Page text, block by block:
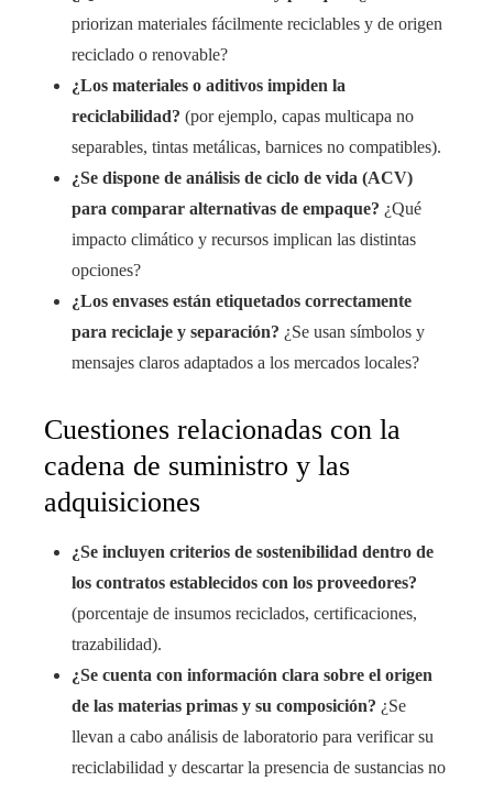
priorizan materiales fácilmente reciclables y de origen
reciclado o renovable?
¿Los materiales o aditivos impiden la
reciclabilidad? (por ejemplo, capas multicapa no
separables, tintas metálicas, barnices no compatibles).
¿Se dispone de análisis de ciclo de vida (ACV)
para comparar alternativas de empaque? ¿Qué
impacto climático y recursos implican las distintas
opciones?
¿Los envases están etiquetados correctamente
para reciclaje y separación? ¿Se usan símbolos y
mensajes claros adaptados a los mercados locales?
Cuestiones relacionadas con la
cadena de suministro y las
adquisiciones
¿Se incluyen criterios de sostenibilidad dentro de
los contratos establecidos con los proveedores?
(porcentaje de insumos reciclados, certificaciones,
trazabilidad).
¿Se cuenta con información clara sobre el origen
de las materias primas y su composición? ¿Se
llevan a cabo análisis de laboratorio para verificar su
reciclabilidad y descartar la presencia de sustancias no